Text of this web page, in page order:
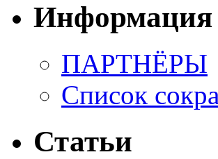
Информация
ПАРТНЁРЫ
Список
Статьи